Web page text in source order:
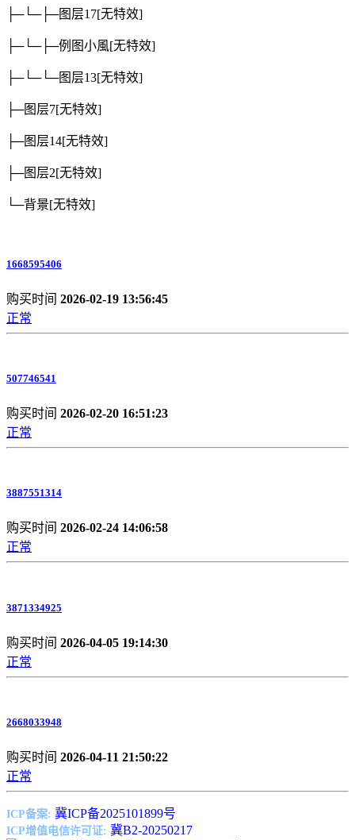
├─└─├─图层17[无特效]
├─└─├─例图小風[无特效]
├─└─└─图层13[无特效]
├─图层7[无特效]
├─图层14[无特效]
├─图层2[无特效]
└─背景[无特效]
1668595406
购买时间 2026-02-19 13:56:45
正常
507746541
购买时间 2026-02-20 16:51:23
正常
3887551314
购买时间 2026-02-24 14:06:58
正常
3871334925
购买时间 2026-04-05 19:14:30
正常
2668033948
购买时间 2026-04-11 21:50:22
正常
ICP备案: 冀ICP备2025101899号
ICP增值电信许可证: 冀B2-20250217